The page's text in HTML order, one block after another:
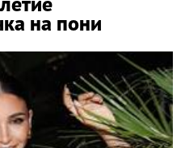
на пони